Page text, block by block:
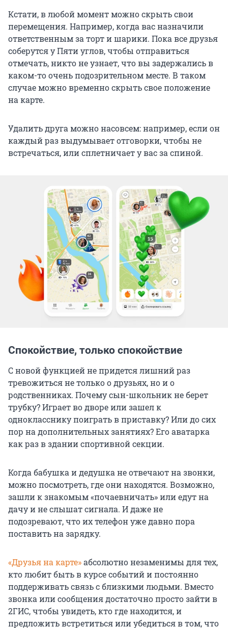
Кстати, в любой момент можно скрыть свои
перемещения. Например, когда вас назначили
ответственным за торт и шарики. Пока все друзья
соберутся у Пяти углов, чтобы отправиться
отмечать, никто не узнает, что вы задержались в
каком-то очень подозрительном месте. В таком
случае можно временно скрыть свое положение
на карте.
Удалить друга можно насовсем: например, если он
каждый раз выдумывает отговорки, чтобы не
встречаться, или сплетничает у вас за спиной.
Спокойствие, только спокойствие
С новой функцией не придется лишний раз
тревожиться не только о друзьях, но и о
родственниках. Почему сын-школьник не берет
трубку? Играет во дворе или зашел к
однокласснику поиграть в приставку? Или до сих
пор на дополнительных занятиях? Его аватарка
как раз в здании спортивной секции.
Когда бабушка и дедушка не отвечают на звонки,
можно посмотреть, где они находятся. Возможно,
зашли к знакомым «почаевничать» или едут на
дачу и не слышат сигнала. И даже не
подозревают, что их телефон уже давно пора
поставить на зарядку.
«Друзья на карте»абсолютно незаменимы для тех,
кто любит быть в курсе событий и постоянно
поддерживать связь с близкими людьми. Вместо
звонка или сообщения достаточно просто зайти в
2ГИС, чтобы увидеть, кто где находится, и
предложить встретиться или убедиться в том, что